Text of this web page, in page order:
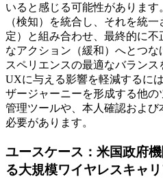
いると感じる可能性がありま
（検知）を統合し、それを統
定）と組み合わせ、最終的に不
なアクション（緩和）へとつ
スペリエンスの最適なバラン
UXに与える影響を軽減するに
ザージャーニーを形成する他
管理ツールや、本人確認およ
必要があります。
ユースケース：米国政府
る大規模ワイヤレスキャ